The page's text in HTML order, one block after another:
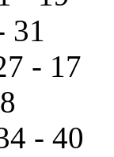
31
- 17
- 40